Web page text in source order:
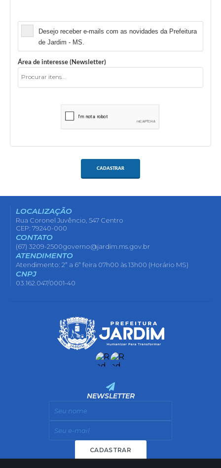
Desejo receber e-mails com as novidades da Prefeitura
de Jardim - MS.
Área de interesse (Newsletter)
CADASTRAR
LOCALIZAÇÃO
Rua Coronel Juvêncio, 547 Centro
CEP: 79240-000
CONTATO
(67) 3209-2500governo@jardim.ms.gov.br
ATENDIMENTO
Atendimento: 2ª a 6ª feira 07h00 às 13h00 (Horário MS)
CNPJ
03.162.047/0001-40
NEWSLETTER
CADASTRAR